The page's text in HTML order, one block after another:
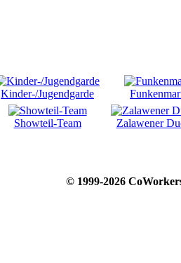
Kinder-/Jugendgarde
Showteil-Team Zalawener
© 1999-2026